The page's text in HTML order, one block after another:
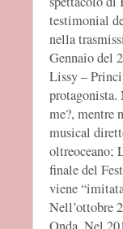
testimonial
nella
Gennaio del
Lissy –
protagonista.
me?, mentre
musical
oltreoceano;
finale del
viene
Nell’ottobre
Onda. Nel